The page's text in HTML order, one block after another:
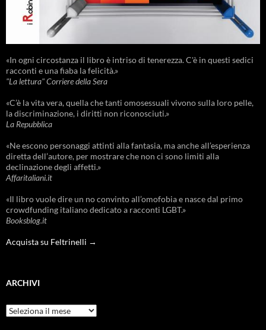
«In ogni circostanza il libro è intriso di tenerezza. C'è in questi sedici
racconti e una fiaba la felicità.»
"La lettura" Corriere della Sera
«C’è la vita vera, quella che tanti omosessuali vivono sulla loro pelle,
la discriminazione, i diritti non riconosciuti.»
La Repubblica
«Ne escono personaggi attinti alla fantasia, ma anche all’esperienza
diretta dell’autore, per mostrare che non ci sono limiti alla
declinazione degli affetti.»
Affaritaliani.it
«Il libro vuole dire un no convinto all’omofobia e nasce dal primo
crowdfunding italiano dedicato a racconti LGBT.»
Booksblog.it
Acquista su Feltrinelli →
ARCHIVI
Archivi